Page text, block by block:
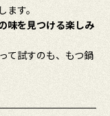
す。
味を見つける楽しみ
て試すのも、もつ鍋